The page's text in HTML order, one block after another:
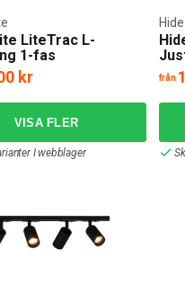
LiteTrac L-
1-fas
kr
I webblager
från